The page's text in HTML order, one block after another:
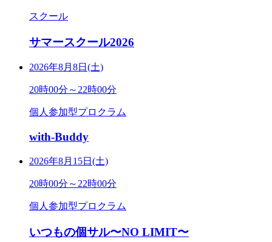
スクール
サマースクール2026
2026年8月8日(土)
20時00分～22時00分
個人参加型プロクラム
with-Buddy
2026年8月15日(土)
20時00分～22時00分
個人参加型プロクラム
いつもの個サル〜NO LIMIT〜